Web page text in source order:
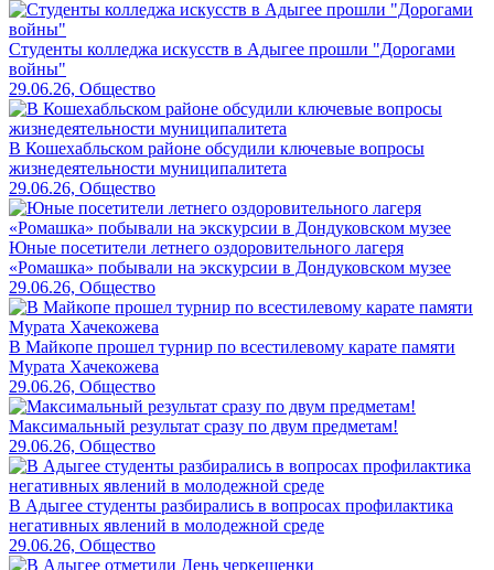
Студенты колледжа искусств в Адыгее прошли "Дорогами
войны"
29.06.26, Общество
В Кошехабльском районе обсудили ключевые вопросы
жизнедеятельности муниципалитета
29.06.26, Общество
Юные посетители летнего оздоровительного лагеря
«Ромашка» побывали на экскурсии в Дондуковском музее
29.06.26, Общество
В Майкопе прошел турнир по всестилевому карате памяти
Мурата Хачекожева
29.06.26, Общество
Максимальный результат сразу по двум предметам!
29.06.26, Общество
В Адыгее студенты разбирались в вопросах профилактика
негативных явлений в молодежной среде
29.06.26, Общество